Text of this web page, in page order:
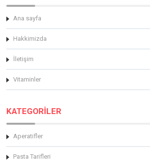
Ana sayfa
Hakkimizda
İletişim
Vitaminler
KATEGORİLER
Aperatifler
Pasta Tarifleri